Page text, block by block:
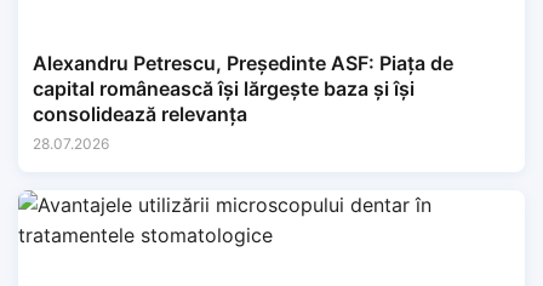
Alexandru Petrescu, Președinte ASF: Piața de
capital românească își lărgește baza și își
consolidează relevanța
28.07.2026